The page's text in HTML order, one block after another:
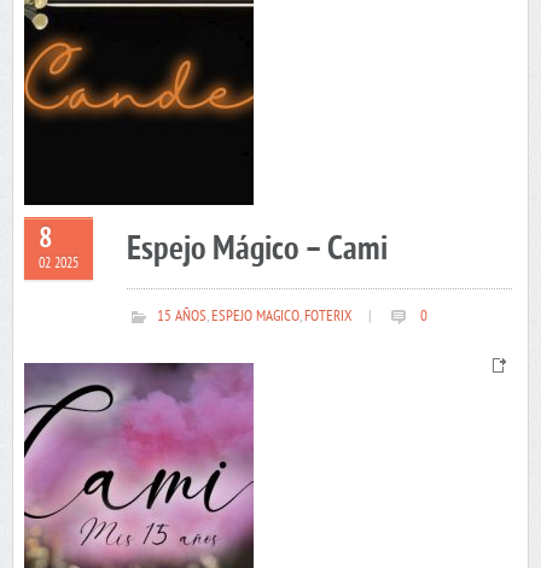
8
02 2025 Espejo Mágico – Cami
15 AÑOS,ESPEJO MAGICO,FOTERIX 0